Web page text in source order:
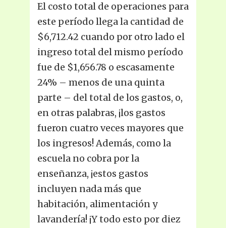
El costo total de operaciones para
este período llega la cantidad de
$6,712.42 cuando por otro lado el
ingreso total del mismo período
fue de $1,656.78 o escasamente
24% – menos de una quinta
parte – del total de los gastos, o,
en otras palabras, ¡los gastos
fueron cuatro veces mayores que
los ingresos! Además, como la
escuela no cobra por la
enseñanza, ¡estos gastos
incluyen nada más que
habitación, alimentación y
lavandería! ¡Y todo esto por diez